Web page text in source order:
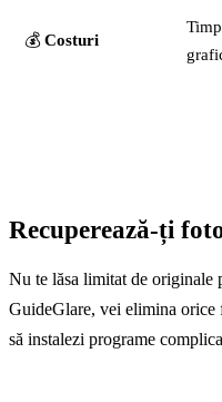
💰 Costuri
Recuperează-ți
Nu te lăsa limitat de originale
GuideGlare, vei elimina
să instalezi programe